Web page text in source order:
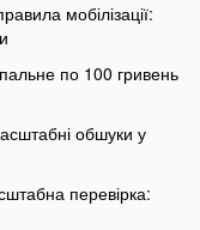
мобілізації:
по 100 гривень
обшуки у
перевірка: